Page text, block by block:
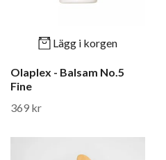
Lägg i korgen
Olaplex - Balsam No.5
Fine
369 kr